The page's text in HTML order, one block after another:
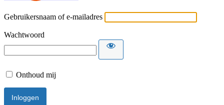
Gebruikersnaam of e-mailadres
Wachtwoord
Onthoud mij